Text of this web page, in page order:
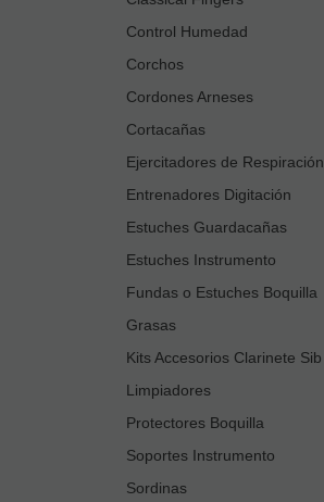
Control Humedad
Corchos
Cordones Arneses
Cortacañas
Ejercitadores de Respiración
Entrenadores Digitación
Estuches Guardacañas
Estuches Instrumento
Fundas o Estuches Boquilla
Grasas
Kits Accesorios Clarinete Sib
Limpiadores
Protectores Boquilla
Soportes Instrumento
Sordinas